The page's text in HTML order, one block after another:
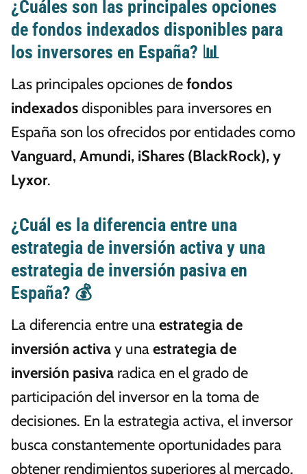
¿Cuáles son las principales opciones
de fondos indexados disponibles para
los inversores en España? 📊
Las principales opciones defondos
indexadosdisponibles para inversores en
España son los ofrecidos por entidades como
Vanguard, Amundi, iShares (BlackRock), y
Lyxor.
¿Cuál es la diferencia entre una
estrategia de inversión activa y una
estrategia de inversión pasiva en
España? 💰
La diferencia entre unaestrategia de
inversión activay unaestrategia de
inversión pasiva radica en el grado de
participación del inversor en la toma de
decisiones. En la estrategia activa, el inversor
busca constantemente oportunidades para
obtener rendimientos superiores al mercado,